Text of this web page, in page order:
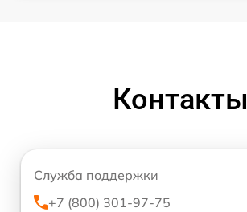
Контакты
Служба поддержки
+7 (800) 301-97-75